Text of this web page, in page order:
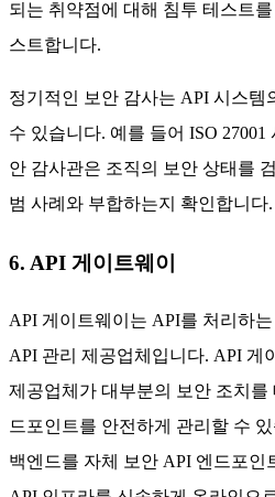
되는 취약점에 대해 침투 테스트
스트합니다.
정기적인 보안 감사는 API 시스템
수 있습니다. 예를 들어 ISO
안 감사관은 조직의 보안 상태를
범 사례와 부합하는지 확인합니다.
6. API 게이트웨이
API 게이트웨이는 API를 처리하
API 관리 제공업체입니다. API 게
제공업체가 대부분의 보안 조치를
드포인트를 안전하게 관리할 수
백엔드를 자체 보안 API 엔드포인